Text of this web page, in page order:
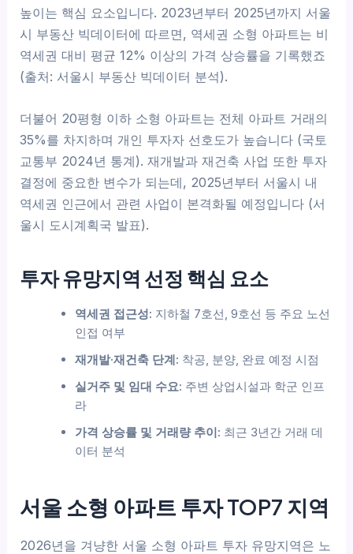
높이는 핵심 요소입니다. 2023년부터 2025년까지 서울
시 부동산 빅데이터에 따르면, 역세권 소형 아파트는 비
역세권 대비 평균 12% 이상의 가격 상승률을 기록했죠
(출처: 서울시 부동산 빅데이터 분석).
더불어 20평형 이하 소형 아파트는 전체 아파트 거래의
35%를 차지하며 개인 투자자 선호도가 높습니다 (국토
교통부 2024년 통계). 재개발과 재건축 사업 또한 투자
결정에 중요한 변수가 되는데, 2025년부터 서울시 내
역세권 인근에서 관련 사업이 본격화될 예정입니다 (서
울시 도시계획국 발표).
투자 유망지역 선정 핵심 요소
역세권 접근성: 지하철 7호선, 9호선 등 주요 노선
인접 여부
재개발·재건축 단계: 착공, 분양, 완료 예정 시점
실거주 및 임대 수요: 주변 상업시설과 학군 인프
라
가격 상승률 및 거래량 추이: 최근 3년간 거래 데
이터 분석
서울 소형 아파트 투자 TOP7 지역
2026년을 겨냥한 서울 소형 아파트 투자 유망지역은 노